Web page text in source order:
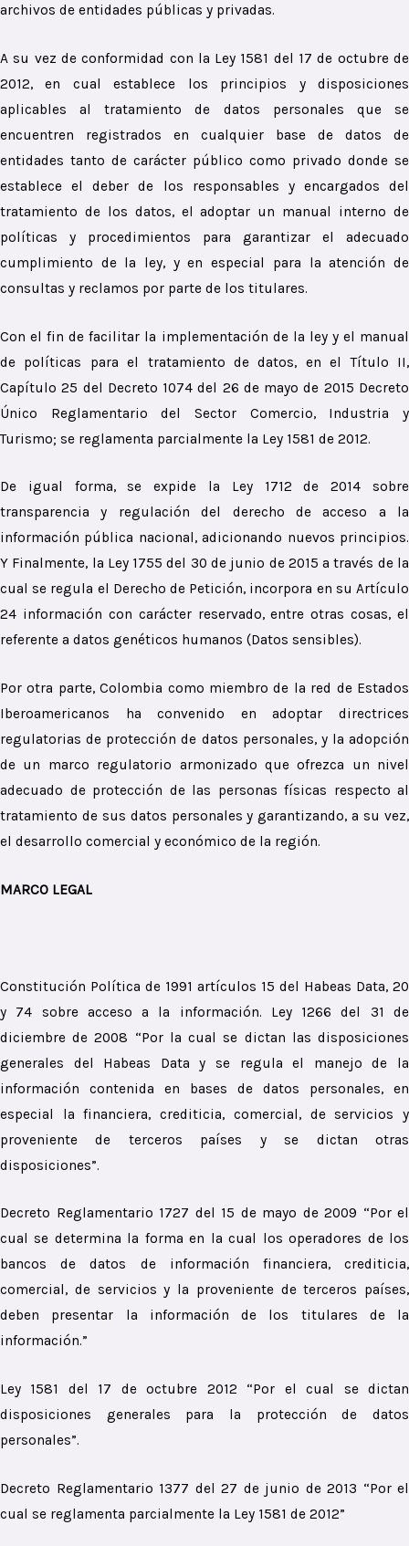
archivos de entidades públicas y privadas.
A su vez de conformidad con la Ley 1581 del 17 de octubre de
2012, en cual establece los principios y disposiciones
aplicables al tratamiento de datos personales que se
encuentren registrados en cualquier base de datos de
entidades tanto de carácter público como privado donde se
establece el deber de los responsables y encargados del
tratamiento de los datos, el adoptar un manual interno de
políticas y procedimientos para garantizar el adecuado
cumplimiento de la ley, y en especial para la atención de
consultas y reclamos por parte de los titulares.
Con el fin de facilitar la implementación de la ley y el manual
de políticas para el tratamiento de datos, en el Título II,
Capítulo 25 del Decreto 1074 del 26 de mayo de 2015 Decreto
Único Reglamentario del Sector Comercio, Industria y
Turismo; se reglamenta parcialmente la Ley 1581 de 2012.
De igual forma, se expide la Ley 1712 de 2014 sobre
transparencia y regulación del derecho de acceso a la
información pública nacional, adicionando nuevos principios.
Y Finalmente, la Ley 1755 del 30 de junio de 2015 a través de la
cual se regula el Derecho de Petición, incorpora en su Artículo
24 información con carácter reservado, entre otras cosas, el
referente a datos genéticos humanos (Datos sensibles).
Por otra parte, Colombia como miembro de la red de Estados
Iberoamericanos ha convenido en adoptar directrices
regulatorias de protección de datos personales, y la adopción
de un marco regulatorio armonizado que ofrezca un nivel
adecuado de protección de las personas físicas respecto al
tratamiento de sus datos personales y garantizando, a su vez,
el desarrollo comercial y económico de la región.
MARCO LEGAL
Constitución Política de 1991 artículos 15 del Habeas Data, 20
y 74 sobre acceso a la información. Ley 1266 del 31 de
diciembre de 2008 “Por la cual se dictan las disposiciones
generales del Habeas Data y se regula el manejo de la
información contenida en bases de datos personales, en
especial la financiera, crediticia, comercial, de servicios y
proveniente de terceros países y se dictan otras
disposiciones”.
Decreto Reglamentario 1727 del 15 de mayo de 2009 “Por el
cual se determina la forma en la cual los operadores de los
bancos de datos de información financiera, crediticia,
comercial, de servicios y la proveniente de terceros países,
deben presentar la información de los titulares de la
información.”
Ley 1581 del 17 de octubre 2012 “Por el cual se dictan
disposiciones generales para la protección de datos
personales”.
Decreto Reglamentario 1377 del 27 de junio de 2013 “Por el
cual se reglamenta parcialmente la Ley 1581 de 2012”